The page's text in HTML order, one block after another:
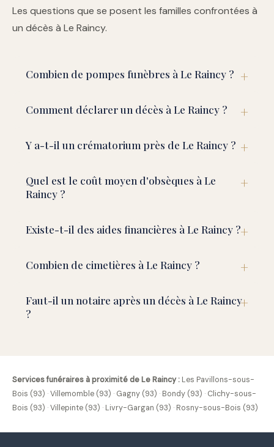
Les questions que se posent les familles confrontées à
un décès à Le Raincy.
Combien de pompes funèbres à Le Raincy ?
Comment déclarer un décès à Le Raincy ?
Y a-t-il un crématorium près de Le Raincy ?
Quel est le coût moyen d'obsèques à Le
Raincy ?
Existe-t-il des aides financières à Le Raincy ?
Combien de cimetières à Le Raincy ?
Faut-il un notaire après un décès à Le Raincy
?
Services funéraires à proximité de Le Raincy : Les Pavillons-sous-
Bois (93) ·Villemomble (93) · Gagny (93) · Bondy (93) · Clichy-sous-
Bois (93) ·Villepinte (93) · Livry-Gargan (93) · Rosny-sous-Bois (93)